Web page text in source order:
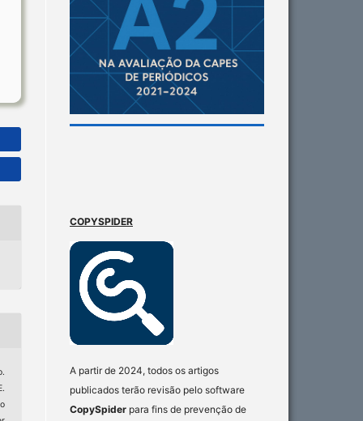
COPYSPIDER
A partir de 2024, todos os artigos
publicados terão revisão pelo software
CopySpider para fins de prevenção de